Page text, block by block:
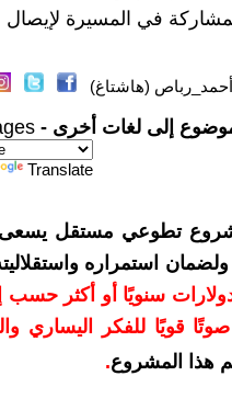
في المسيرة لإيصال
(هاشتاغ)
إلى لغات أخرى -
Translate
تطوعي مستقل يسعى
ولضمان استمراره
بمبلغ 10 دولارات سنويًا أو
قويًا للفكر اليساري
هذا المشروع.